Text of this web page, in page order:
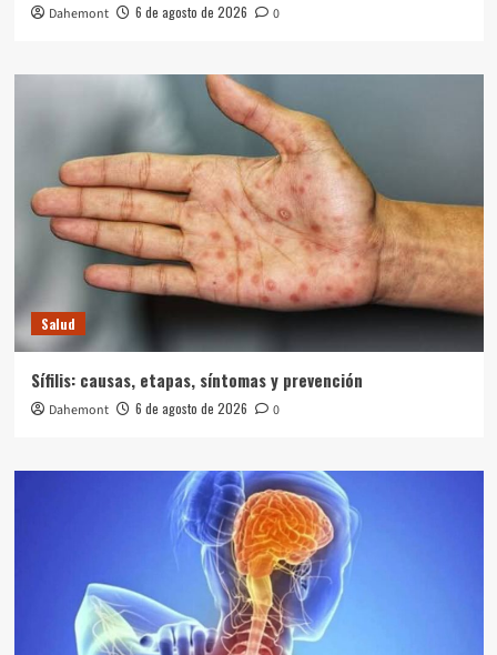
Dahemont 6 de agosto de 2026 0
Salud
Sífilis: causas, etapas, síntomas y prevención
Dahemont 6 de agosto de 2026 0